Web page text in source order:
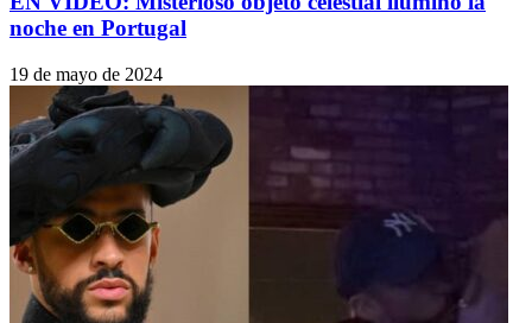
noche en Portugal
19 de mayo de 2024